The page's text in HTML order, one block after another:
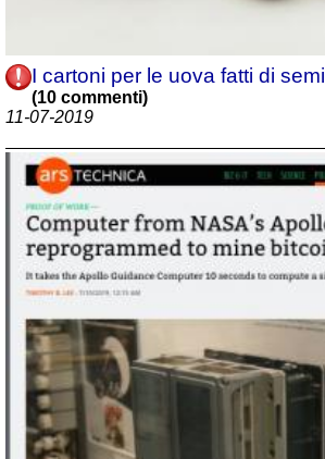
I cartoni per le uova fatti di semi
(10 commenti)
11-07-2019